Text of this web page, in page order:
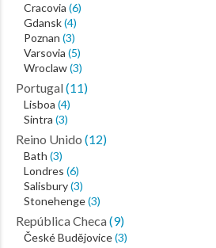
Cracovia (6)
Gdansk(4)
Poznan (3)
Varsovia (5)
Wroclaw(3)
Portugal(11)
Lisboa (4)
Sintra (3)
Reino Unido (12)
Bath (3)
Londres (6)
Salisbury(3)
Stonehenge(3)
República Checa(9)
České Budějovice(3)